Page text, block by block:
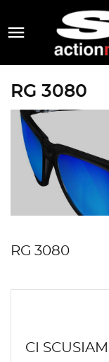

RG 3080
RG 3080
CI